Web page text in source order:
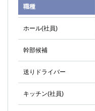
職種
ホール(社員)
幹部候補
送りドライバー
キッチン(社員)
①東武練馬 ②成増
金町
大泉学園
亀戸
荻窪
祖師ヶ谷大蔵
湯島